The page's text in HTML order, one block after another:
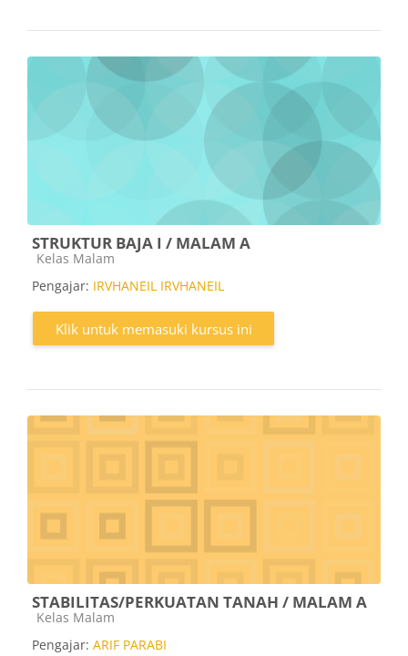
STRUKTUR BAJA I / MALAM A
Kategori kursus
Kelas Malam
Pengajar: IRVHANEIL IRVHANEIL
Klik untuk memasuki kursus ini
STABILITAS/PERKUATAN TANAH / MALAM A
Kategori kursus
Kelas Malam
Pengajar: ARIF PARABI